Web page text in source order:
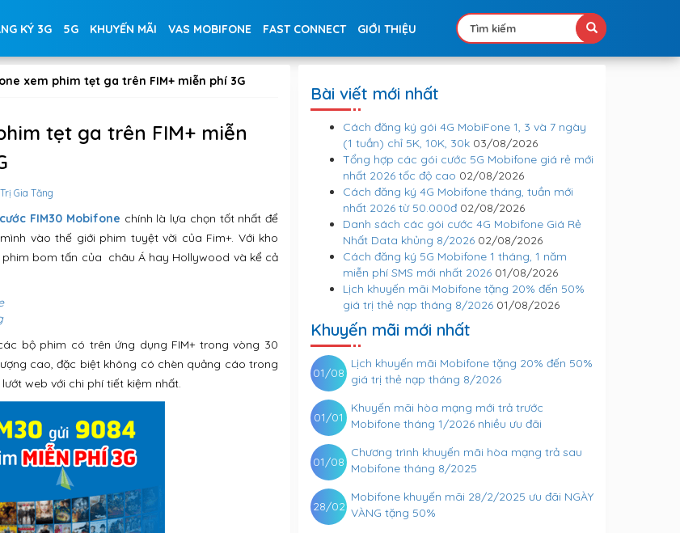
KÝ 3G 5G KHUYẾN MÃI VAS MOBIFONE FAST CONNECT GIỚI THIỆU
xem phim tẹt ga trên FIM+ miễn phí 3G
tẹt ga trên FIM+ miễn
Gia Tăng
FIM30 Mobifone chính là lựa chọn tốt nhất để
vào thế giới phim tuyệt vời của Fim+. Với kho
bom tấn của châu Á hay Hollywood và kể cả
bộ phim có trên ứng dụng FIM+ trong vòng 30
cao, đặc biệt không có chèn quảng cáo trong
web với chi phí tiết kiệm nhất.
Bài viết mới nhất
Cách đăng ký gói 4G MobiFone 1, 3 và 7 ngày
(1 tuần) chỉ 5K, 10K, 30k 03/08/2026
Tổng hợp các gói cước 5G Mobifone giá rẻ mới
nhất 2026 tốc độ cao 02/08/2026
Cách đăng ký 4G Mobifone tháng, tuần mới
nhất 2026 từ 50.000đ 02/08/2026
Danh sách các gói cước 4G Mobifone Giá Rẻ
Nhất Data khủng 8/2026 02/08/2026
Cách đăng ký 5G Mobifone 1 tháng, 1 năm
miễn phí SMS mới nhất 2026 01/08/2026
Lịch khuyến mãi Mobifone tặng 20% đến 50%
giá trị thẻ nạp tháng 8/2026 01/08/2026
Khuyến mãi mới nhất
Lịch khuyến mãi Mobifone tặng 20% đến 50%
giá trị thẻ nạp tháng 8/2026
01/08
Khuyến mãi hòa mạng mới trả trước
Mobifone tháng 1/2026 nhiều ưu đãi
01/01
Chương trình khuyến mãi hòa mạng trả sau
Mobifone tháng 8/2025
01/08
Mobifone khuyến mãi 28/2/2025 ưu đãi NGÀY
VÀNG tặng 50%
28/02